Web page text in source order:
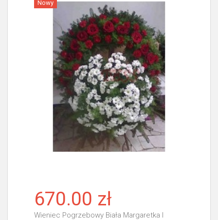
Nowy
670.00 zł
Wieniec Pogrzebowy Biała Margaretka I